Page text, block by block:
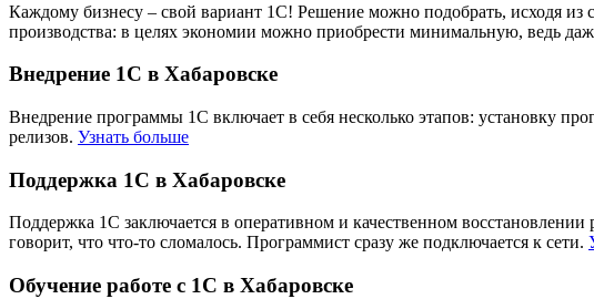
Каждому бизнесу – свой вариант 1С! Решение можно подобрать, исходя из
производства: в целях экономии можно приобрести минимальную, ведь
Внедрение 1С в Хабаровске
Внедрение программы 1С включает в себя несколько этапов: установку
релизов. Узнать больше
Поддержка 1С в Хабаровске
Поддержка 1С заключается в оперативном и качественном
говорит, что что-то сломалось. Программист сразу же подключается к сети.
Обучение работе с 1С в Хабаровске